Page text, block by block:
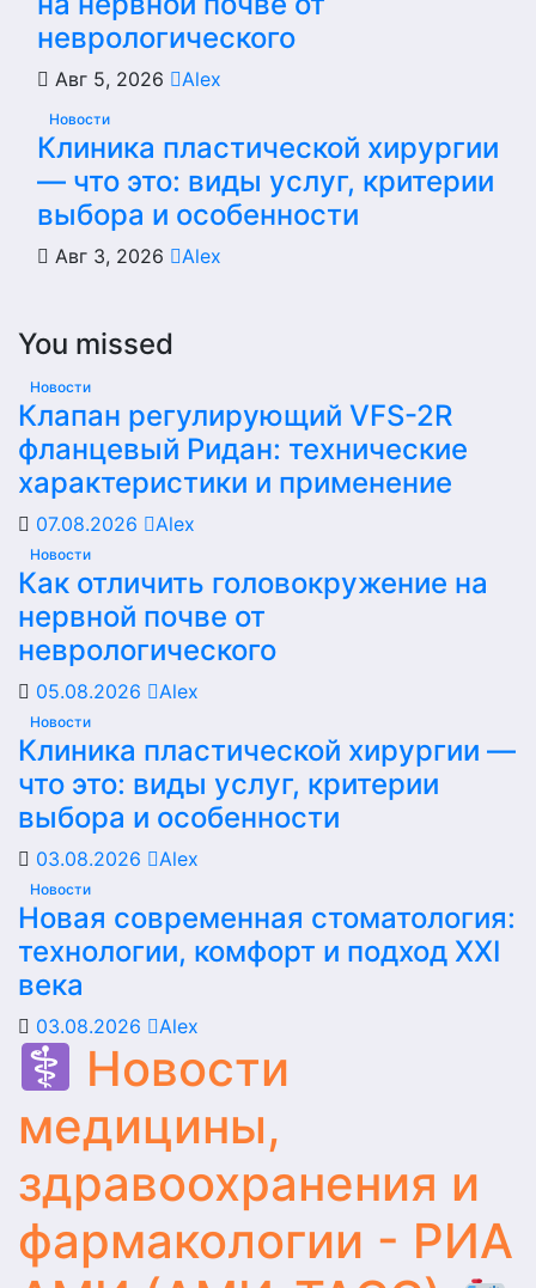
неврологического
Авг 5, 2026 Alex
Новости
Клиника пластической хирургии
— что это: виды услуг, критерии
выбора и особенности
Авг 3, 2026 Alex
You missed
Новости
Клапан регулирующий VFS-2R
фланцевый Ридан: технические
характеристики и применение
07.08.2026 Alex
Новости
Как отличить головокружение на
нервной почве от
неврологического
05.08.2026 Alex
Новости
Клиника пластической хирургии —
что это: виды услуг, критерии
выбора и особенности
03.08.2026 Alex
Новости
Новая современная стоматология:
технологии, комфорт и подход XXI
века
03.08.2026 Alex
Новости
медицины,
здравоохранения и
фармакологии - РИА